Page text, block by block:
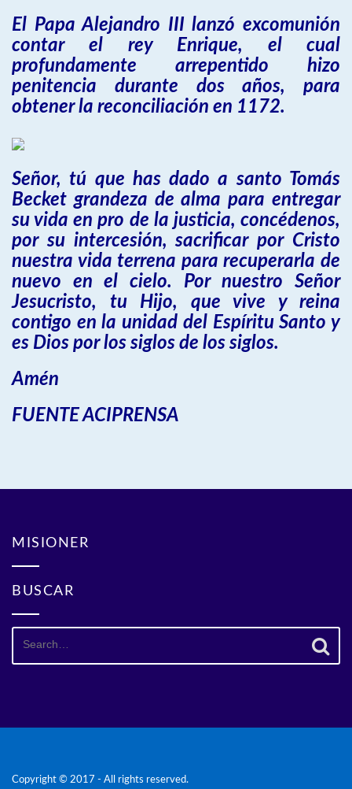
El Papa Alejandro III lanzó excomunión
contar el rey Enrique, el cual
profundamente arrepentido hizo
penitencia durante dos años, para
obtener la reconciliación en 1172.
Señor, tú que has dado a santo Tomás
Becket grandeza de alma para entregar
su vida en pro de la justicia, concédenos,
por su intercesión, sacrificar por Cristo
nuestra vida terrena para recuperarla de
nuevo en el cielo. Por nuestro Señor
Jesucristo, tu Hijo, que vive y reina
contigo en la unidad del Espíritu Santo y
es Dios por los siglos de los siglos.
Amén
FUENTE ACIPRENSA
MISIONER
BUSCAR
Search
Copyright © 2017 - All rights reserved.